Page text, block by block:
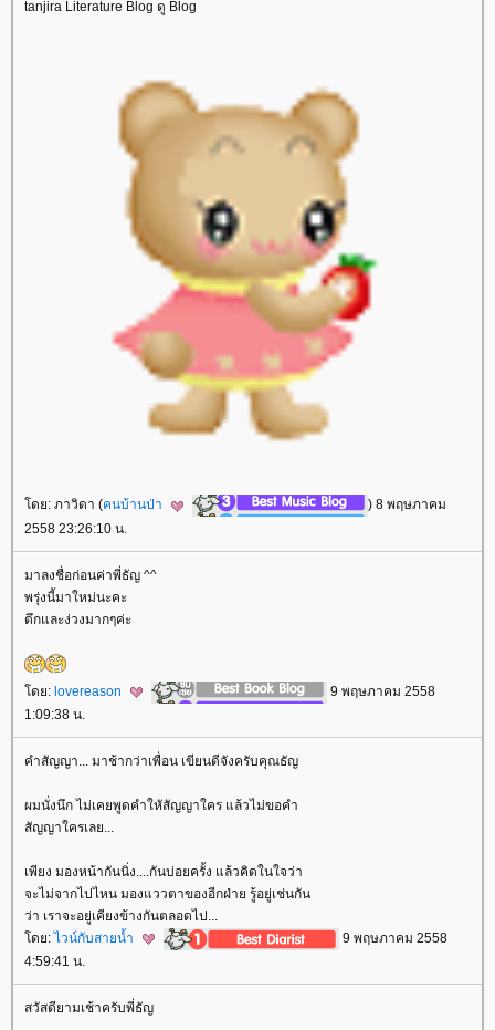
tanjira Literature Blog ดู Blog
ดย: ภาวิดา (คนบ้านป่า
) 8 พฤษภาคม
2558 23:26:10 น.
มาลงชื่อก่อนค่าพี่ธัญ ^^
พรุ่งนี้มาใหม่นะคะ
ดึกและง่วงมากๆค่ะ
ดย: lovereason
9 พฤษภาคม 2558
1:09:38 น.
คำสัญญา... มาช้ากว่าเพื่อน เขียนดีจังครับคุณธัญ
ผมนั่งนึก ไม่เคยพูดคำใหัสัญญาใคร แล้วไม่ขอคำ
สัญญาใครเลย...
เพียง มองหน้ากันนิ่ง....กันบ่อยครั้ง แล้วคิดในใจว่า
จะไม่จากไปไหน มองแววตาของอีกฝ่าย รู้อยู่เช่นกัน
ว่า เราจะอยู่เคียงข้างกันตลอดไป...
ดย: ไวน์กับสายน้ำ
9 พฤษภาคม 2558
4:59:41 น.
สวัสดียามเช้าครับพี่ธัญ